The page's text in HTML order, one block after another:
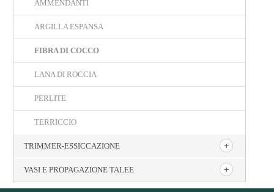
AMMENDANTI
ARGILLA ESPANSA
FIBRA DI COCCO
LANA DI ROCCIA
PERLITE
TERRICCIO
TRIMMER-ESSICCAZIONE
VASI E PROPAGAZIONE TALEE